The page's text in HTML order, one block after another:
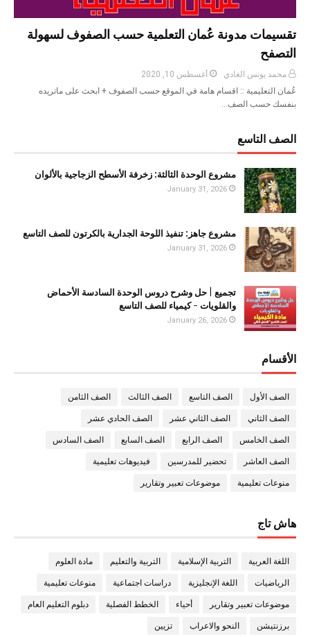
تقسيمات مدونة عُمان التعلمية حسب الصفوف لسهولة
التصفح
محمد يونس الغادي
أغسطس 10, 2020
عُمان التعليمية :: اقسام هامة في الموقع حسب الصفوف + ابحث على ماتريده
بنفسك حسب الصف…
الصف التاسع
مشروع الوحدة الثالثة: زخرفة الأسطح الزجاجية بالألوان
January 31, 2026
مشروع جاهز: تنفيذ اللوحة الجدارية بالكرتون للصف التاسع
January 31, 2026
تجميع | حل وشرح دروس الوحدة السادسة الأحماض
والقلويات - كيمياء للصف التاسع
January 26, 2026
الأقسام
الصف الأول الصف التاسع الصف الثالث الصف الثامن
الصف الثاني الصف الثاني عشر الصف الحادي عشر
الصف الخامس الصف الرابع الصف السابع الصف السادس
الصف العاشر تحضير للمدرسين فيديوهات تعليمية
منوعات تعليمية موضوعات تعبير وتقارير
هاش تاج
اللغة العربية التربية الإسلامية التربية والتعليم مادة العلوم
الرياضيات اللغة الإنجليزية دراسات اجتماعية منوعات تعليمية
موضوعات تعبير وتقارير أحياء الخطط الفصلية دبلوم التعليم العام
برزنتيشن النحو والاعراب تزيين